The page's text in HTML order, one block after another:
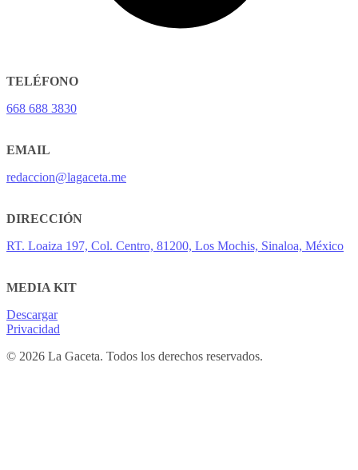
TELÉFONO
668 688 3830
EMAIL
redaccion@lagaceta.me
DIRECCIÓN
RT. Loaiza 197, Col. Centro, 81200, Los Mochis, Sinaloa, México
MEDIA KIT
Descargar
Privacidad
© 2026 La Gaceta. Todos los derechos reservados.